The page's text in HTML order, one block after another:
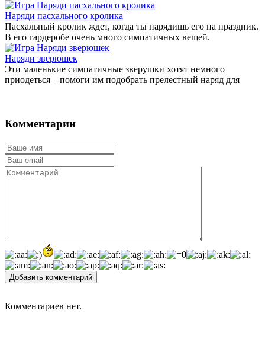
Наряди пасхального кролика
Пасхальный кролик ждет, когда ты нарядишь его на праздник.
В его гардеробе очень много симпатичных вещей.
Наряди зверюшек
Эти маленькие симпатичные зверушки хотят немного
приодеться – помоги им подобрать прелестный наряд для
Комментарии
Добавить комментарий
Комментариев нет.